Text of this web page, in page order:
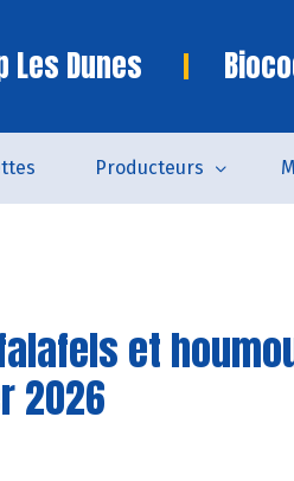
Les Dunes
Producteurs
et
2026